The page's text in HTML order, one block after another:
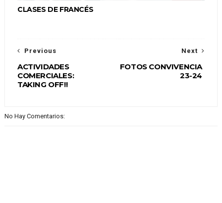
CLASES DE FRANCÉS
Next
FOTOS CONVIVENCIA
23-24
Previous
ACTIVIDADES
COMERCIALES:
TAKING OFF!!
No Hay Comentarios: